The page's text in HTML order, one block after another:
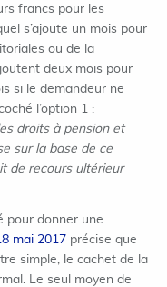
francs pour les
s’ajoute un mois pour
ou de la
deux mois pour
si le demandeur ne
l’option 1 :
droits à pension et
sur la base de ce
de recours ultérieur
pour donner une
mai 2017 précise que
simple, le cachet de la
Le seul moyen de